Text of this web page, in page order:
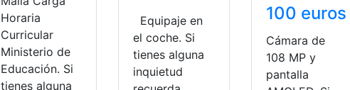
Horaria
Curricular
Ministerio de
Educación. Si
tienes alguna
Equipaje en
el coche. Si
tienes alguna
inquietud
100 euros
Cámara de
108 MP y
pantalla